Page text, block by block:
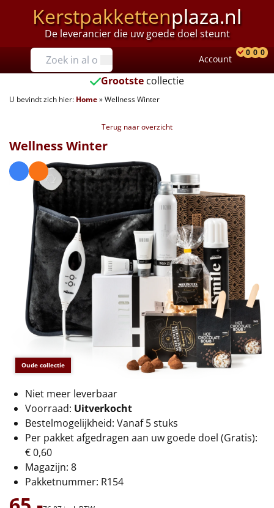
Kerstpakkettenplaza.nl
De leverancier die uw goede doel steunt
Prijzen
Tot €25
€25 tot €35
€40 tot €45
€45 tot €50
€50 tot €55
€55 tot €75
€75 tot €100
€100 en hoger
Alle kerstpakketten 2026
Thema
Origineel
Rituals
Luxe
Mannen
Account
0 0 0
Grootste collectie
U bevindt zich hier: Home»Wellness Winter
Terug naar overzicht
Oude collectie
Wellness Winter
Niet meer leverbaar
Voorraad: Uitverkocht
Bestelmogelijkheid: Vanaf 5 stuks
Per pakket afgedragen aan uw goede doel (Gratis):
€ 0,60
Magazijn: 8
Pakketnummer: R154